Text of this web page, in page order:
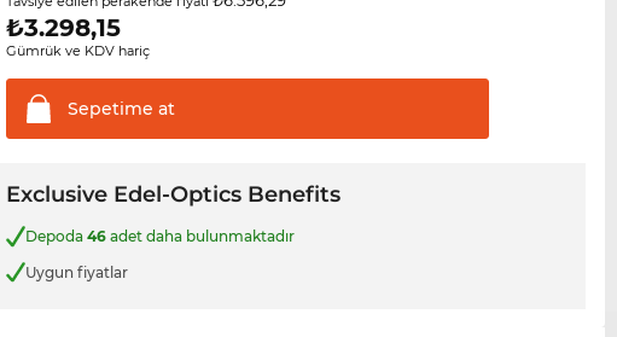
₺3.298,15
Gümrük ve KDV hariç
Sepetime at
Exclusive Edel-Optics Benefits
Depoda46 adet daha bulunmaktadır
Uygun fiyatlar